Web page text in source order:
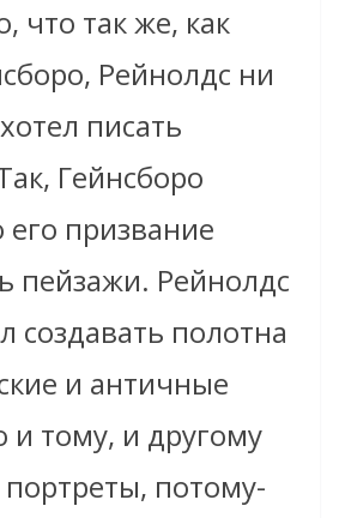
что так же, как
Рейнолдс ни
писать
Гейнсборо
его призвание
пейзажи. Рейнолдс
создавать полотна
и античные
тому, и другому
потому-